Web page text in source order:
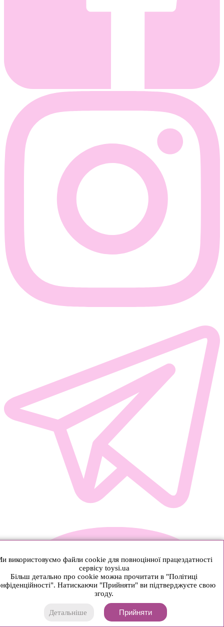
використовуємо файли cookie для повноцінної працездатності
сервісу toysi.ua
Більш детально про cookie можна прочитати в "Політиці
Натискаючи "Прийняти" ви підтверджуєте свою
згоду.
Детальніше Прийняти